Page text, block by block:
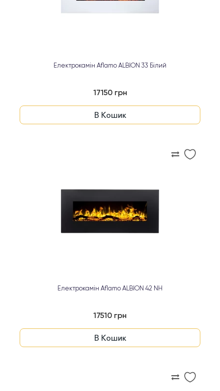
Електрокамін Aflamo ALBION 33 Білий
17150 грн
В Кошик
Електрокамін Aflamo ALBION 42 NH
17510 грн
В Кошик